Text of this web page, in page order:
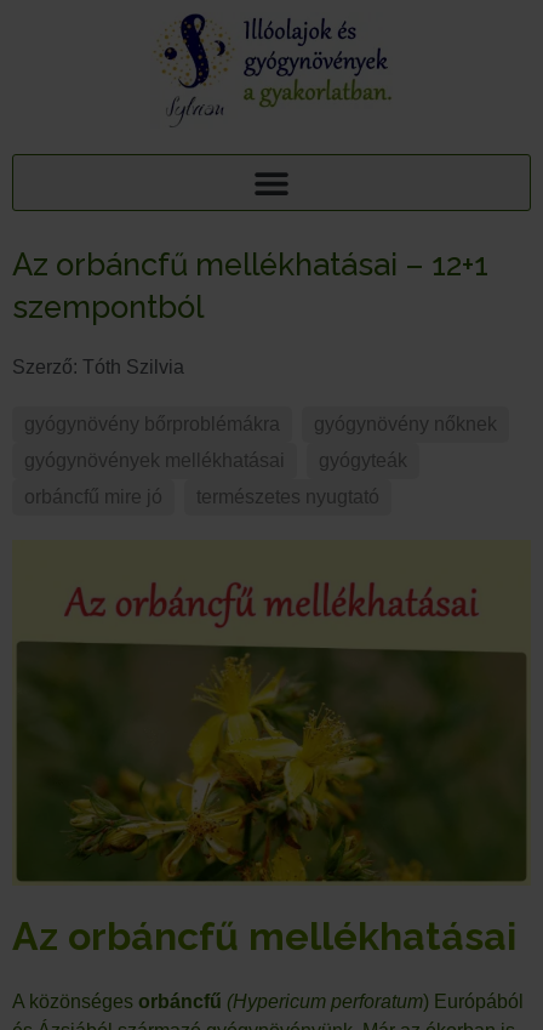
Az orbáncfű mellékhatásai – 12+1
szempontból
Szerző: Tóth Szilvia
gyógynövény bőrproblémákra gyógynövény nőknek
gyógynövények mellékhatásai
gyógyteák
orbáncfű mire jó
természetes nyugtató
Az orbáncfű mellékhatásai
A közönséges orbáncfű (Hypericum perforatum) Európából